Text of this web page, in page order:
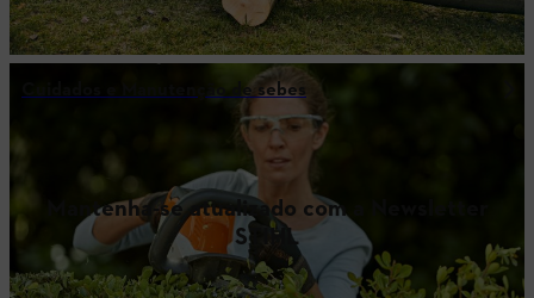
Cuidados e Manutenção de sebes
Mantenha-se atualizado com a Newsletter
STIHL